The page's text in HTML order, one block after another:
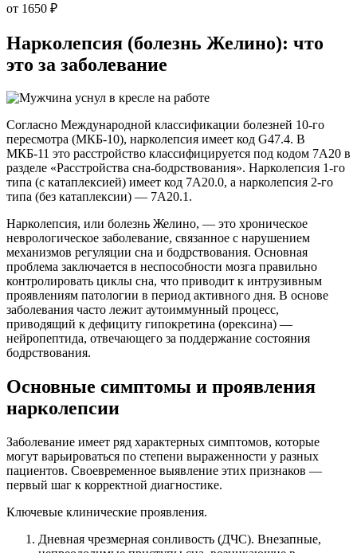
от 1650 ₽
Нарколепсия (болезнь Желино): что
это за заболевание
Согласно Международной классификации болезней 10-го
пересмотра (МКБ-10), нарколепсия имеет код G47.4. В
МКБ-11 это расстройство классифицируется под кодом 7A20 в
разделе «Расстройства сна-бодрствования». Нарколепсия 1-го
типа (с катаплексией) имеет код 7A20.0, а нарколепсия 2-го
типа (без катаплексии) — 7A20.1.
Нарколепсия, или болезнь Желино, — это хроническое
неврологическое заболевание, связанное с нарушением
механизмов регуляции сна и бодрствования. Основная
проблема заключается в неспособности мозга правильно
контролировать циклы сна, что приводит к интрузивным
проявлениям патологии в период активного дня. В основе
заболевания часто лежит аутоиммунный процесс,
приводящий к дефициту гипокретина (орексина) —
нейропептида, отвечающего за поддержание состояния
бодрствования.
Основные симптомы и проявления
нарколепсии
Заболевание имеет ряд характерных симптомов, которые
могут варьироваться по степени выраженности у разных
пациентов. Своевременное выявление этих признаков —
первый шаг к корректной диагностике.
Ключевые клинические проявления.
Дневная чрезмерная сонливость (ДЧС). Внезапные,